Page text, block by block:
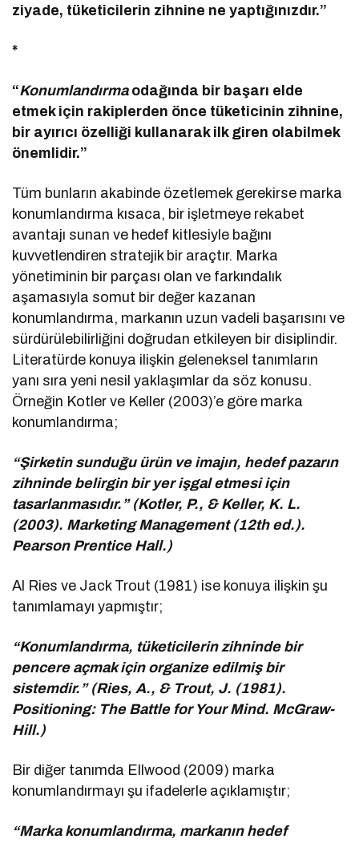
ziyade, tüketicilerin zihnine ne yaptığınızdır.”
*
“Konumlandırma odağında bir başarı elde
etmek için rakiplerden önce tüketicinin zihnine,
bir ayırıcı özelliği kullanarak ilk giren olabilmek
önemlidir.”
Tüm bunların akabinde özetlemek gerekirse marka
konumlandırma kısaca, bir işletmeye rekabet
avantajı sunan ve hedef kitlesiyle bağını
kuvvetlendiren stratejik bir araçtır. Marka
yönetiminin bir parçası olan ve farkındalık
aşamasıyla somut bir değer kazanan
konumlandırma, markanın uzun vadeli başarısını ve
sürdürülebilirliğini doğrudan etkileyen bir disiplindir.
Literatürde konuya ilişkin geleneksel tanımların
yanı sıra yeni nesil yaklaşımlar da söz konusu.
Örneğin Kotler ve Keller (2003)’e göre marka
konumlandırma;
“Şirketin sunduğu ürün ve imajın, hedef pazarın
zihninde belirgin bir yer işgal etmesi için
tasarlanmasıdır.” (Kotler, P., & Keller, K. L.
(2003). Marketing Management (12th ed.).
Pearson Prentice Hall.)
Al Ries ve Jack Trout (1981) ise konuya ilişkin şu
tanımlamayı yapmıştır;
“Konumlandırma, tüketicilerin zihninde bir
pencere açmak için organize edilmiş bir
sistemdir.” (Ries, A., & Trout, J. (1981).
Positioning: The Battle for Your Mind. McGraw-
Hill.)
Bir diğer tanımda Ellwood (2009) marka
konumlandırmayı şu ifadelerle açıklamıştır;
“Marka konumlandırma, markanın hedef